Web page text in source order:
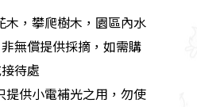
木，攀爬樹木，園區內水
無償提供採摘，如需購
待處
提供小電補光之用，勿使